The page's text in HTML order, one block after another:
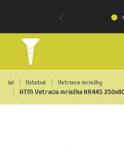
Ostatné Vetriace mriežky
ATM Vetracia mriežka KR445